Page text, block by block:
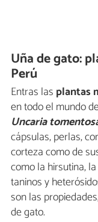
Uña de gato:
Perú
Entras las plantas
en todo el mundo
Uncaria
cápsulas, perlas,
corteza como de
como la hirsutina,
taninos y
son las
de gato.